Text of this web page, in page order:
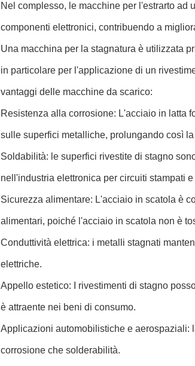
Nel complesso, le macchine per l'estrarto
componenti elettronici, contribuendo a
Una macchina per la stagnatura è utilizzata
in particolare per l'applicazione di un
vantaggi delle macchine da scarico:
Resistenza alla corrosione: L'acciaio in latta
sulle superfici metalliche, prolungando così
Soldabilità: le superfici rivestite di stagno
nell'industria elettronica per circuiti stampati
Sicurezza alimentare: L'acciaio in scatola è
alimentari, poiché l'acciaio in scatola non è
Conduttività elettrica: i metalli stagnati
elettriche.
Appello estetico: I rivestimenti di stagno
è attraente nei beni di consumo.
Applicazioni automobilistiche e aerospaziali:
corrosione che solderabilità.